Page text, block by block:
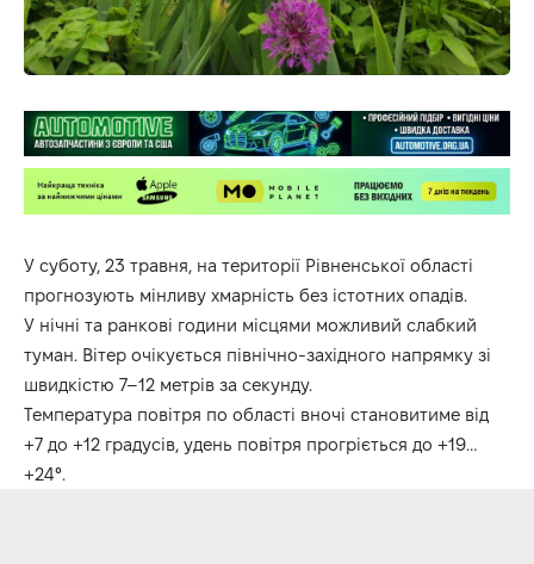
У суботу, 23 травня, на території Рівненської області
прогнозують мінливу хмарність без істотних опадів.
У нічні та ранкові години місцями можливий слабкий
туман. Вітер очікується північно-західного напрямку зі
швидкістю 7–12 метрів за секунду.
Температура повітря по області вночі становитиме від
+7 до +12 градусів, удень повітря прогріється до +19…
+24°.